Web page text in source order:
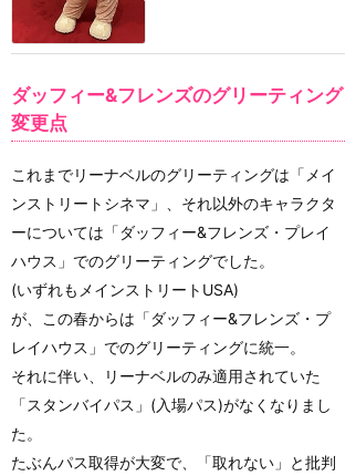
ダッフィー&フレンズのグリーティング
変更点
これまでリーナベルのグリーティングは「メイ
ンストリートシネマ」、それ以外のキャラクタ
ーについては「ダッフィー&フレンズ・プレイ
ハウス」でのグリーティングでした。
(いずれもメインストリートUSA)
が、この春からは「ダッフィー&フレンズ・プ
レイハウス」でのグリーティングに統一。
それに伴い、リーナベルのみ適用されていた
「スタンバイパス」(入場パス)がなくなりまし
た。
たぶんパス取得が大変で、「取れない」と批判